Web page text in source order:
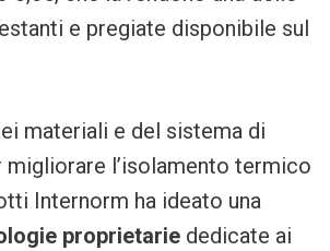
e pregiate disponibile sul
materiali e del sistema di
migliorare l’isolamento termico
Internorm ha ideato una
proprietarie dedicate ai